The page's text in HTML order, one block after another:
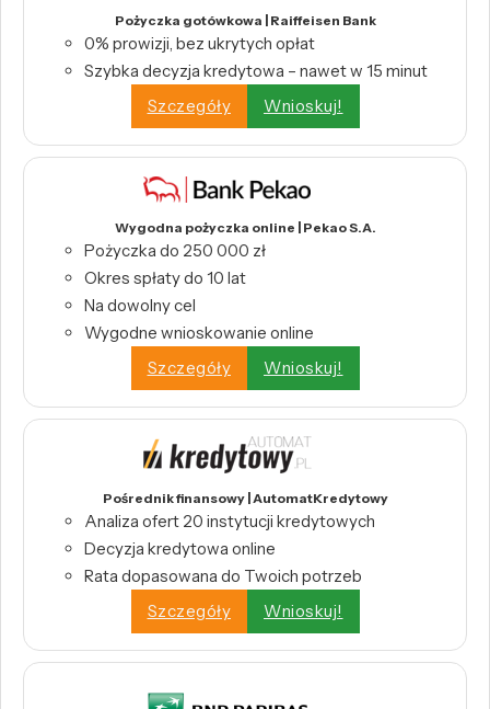
Pożyczka gotówkowa | Raiffeisen Bank
0% prowizji, bez ukrytych opłat
Szybka decyzja kredytowa – nawet w 15 minut
Szczegóły
Wnioskuj!
Wygodna pożyczka online | Pekao S.A.
Pożyczka do 250 000 zł
Okres spłaty do 10 lat
Na dowolny cel
Wygodne wnioskowanie online
Szczegóły
Wnioskuj!
Pośrednik finansowy | AutomatKredytowy
Analiza ofert 20 instytucji kredytowych
Decyzja kredytowa online
Rata dopasowana do Twoich potrzeb
Szczegóły
Wnioskuj!